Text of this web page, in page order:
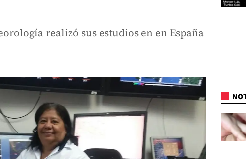
realizó sus estudios en en España